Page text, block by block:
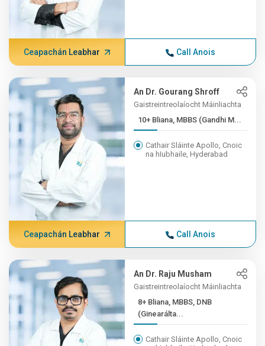
Ceapachán Leabhar Call Anois
An Dr. Gourang Shroff
Gaistreintreolaíocht Máinliachta
10+ Bliana, MBBS (Gandhi M...
Cathair Sláinte Apollo, Cnoic
na hIubhaile, Hyderabad
Ceapachán Leabhar Call Anois
An Dr. Raju Musham
Gaistreintreolaíocht Máinliachta
8+ Bliana, MBBS, DNB
(Ginearálta...
Cathair Sláinte Apollo, Cnoic